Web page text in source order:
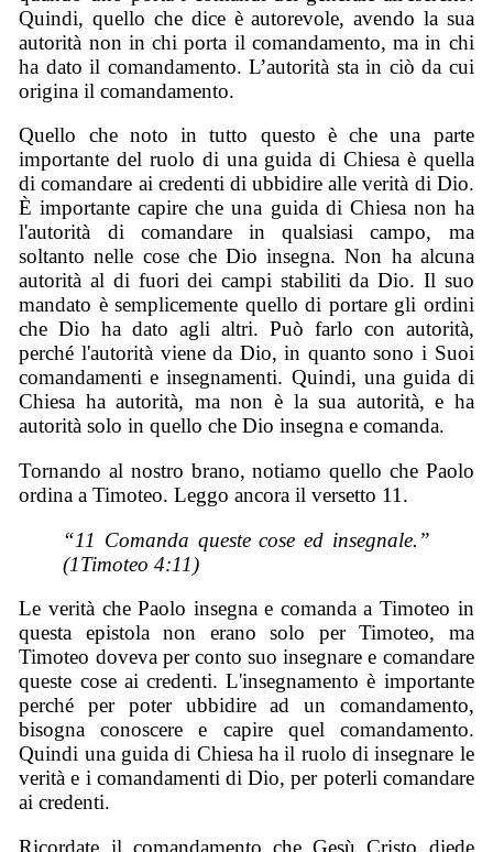
Quindi, quello che dice è autorevole, avendo la sua
autorità non in chi porta il comandamento, ma in chi
ha dato il comandamento. L’autorità sta in ciò da cui
origina il comandamento.
Quello che noto in tutto questo è che una parte
importante del ruolo di una guida di Chiesa è quella
di comandare ai credenti di ubbidire alle verità di Dio.
È importante capire che una guida di Chiesa non ha
l'autorità di comandare in qualsiasi campo, ma
soltanto nelle cose che Dio insegna. Non ha alcuna
autorità al di fuori dei campi stabiliti da Dio. Il suo
mandato è semplicemente quello di portare gli ordini
che Dio ha dato agli altri. Può farlo con autorità,
perché l'autorità viene da Dio, in quanto sono i Suoi
comandamenti e insegnamenti. Quindi, una guida di
Chiesa ha autorità, ma non è la sua autorità, e ha
autorità solo in quello che Dio insegna e comanda.
Tornando al nostro brano, notiamo quello che Paolo
ordina a Timoteo. Leggo ancora il versetto 11.
“11 Comanda queste cose ed insegnale.”
(1Timoteo 4:11)
Le verità che Paolo insegna e comanda a Timoteo in
questa epistola non erano solo per Timoteo, ma
Timoteo doveva per conto suo insegnare e comandare
queste cose ai credenti. L'insegnamento è importante
perché per poter ubbidire ad un comandamento,
bisogna conoscere e capire quel comandamento.
Quindi una guida di Chiesa ha il ruolo di insegnare le
verità e i comandamenti di Dio, per poterli comandare
ai credenti.
Ricordate il comandamento che Gesù Cristo diede